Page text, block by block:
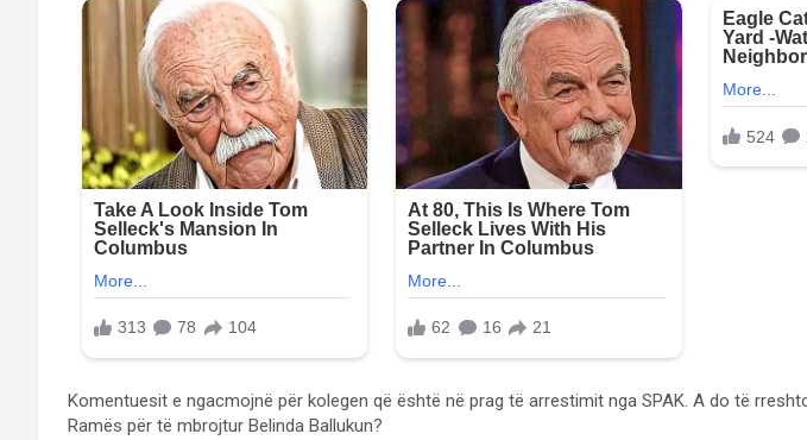
Komentuesit e ngacmojnë për kolegen që është në prag të arrestimit nga SPAK. A do të
Ramës për të mbrojtur Belinda Ballukun?